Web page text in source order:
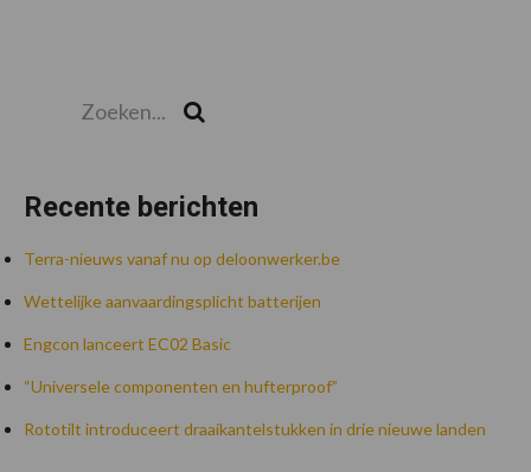
Recente berichten
Terra-nieuws vanaf nu op deloonwerker.be
Wettelijke aanvaardingsplicht batterijen
Engcon lanceert EC02 Basic
“Universele componenten en hufterproof”
Rototilt introduceert draaikantelstukken in drie nieuwe landen